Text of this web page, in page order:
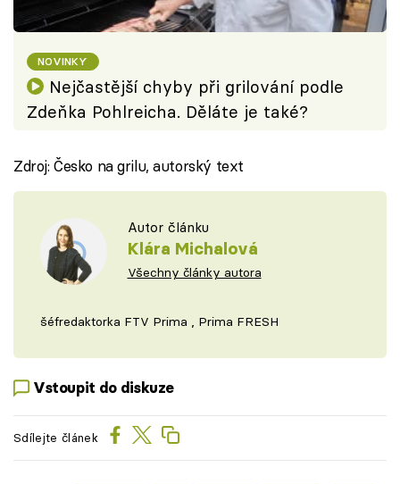
NOVINKY
Nejčastější chyby při grilování podle
Zdeňka Pohlreicha. Děláte je také?
Zdroj: Česko na grilu, autorský text
Autor článku
Klára Michalová
Všechny články autora
šéfredaktorka FTV Prima , Prima FRESH
Vstoupit do diskuze
Sdílejte článek